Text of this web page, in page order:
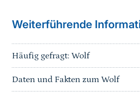
Weiterführende
Häufig gefragt: Wolf
Daten und Fakten zum Wolf